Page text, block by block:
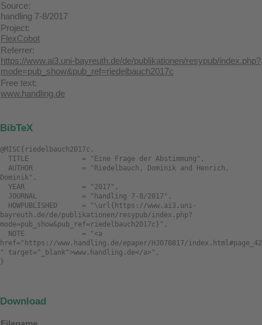
Source:
handling 7-8/2017
Project:
FlexCobot
Referrer:
https://www.ai3.uni-bayreuth.de/de/publikationen/resypub/index.php?
mode=pub_show&pub_ref=riedelbauch2017c
Free text:
www.handling.de
BibTeX
@MISC{riedelbauch2017c,
Dominik",
bayreuth.de/de/publikationen/resypub/index.php?
mode=pub_show&pub_ref=riedelbauch2017c}",
href="https://www.handling.de/epaper/HJ070817/index.html#page_42
" target="_blank">www.handling.de</a>",
Download